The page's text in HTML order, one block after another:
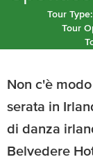
Tour Type:
Tour
Non c'è
serata in
di danza
Belvedere